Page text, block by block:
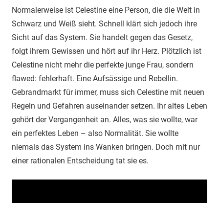
Normalerweise ist Celestine eine Person, die die Welt in
Schwarz und Weiß sieht. Schnell klärt sich jedoch ihre
Sicht auf das System. Sie handelt gegen das Gesetz,
folgt ihrem Gewissen und hört auf ihr Herz. Plötzlich ist
Celestine nicht mehr die perfekte junge Frau, sondern
flawed: fehlerhaft. Eine Aufsässige und Rebellin.
Gebrandmarkt für immer, muss sich Celestine mit neuen
Regeln und Gefahren auseinander setzen. Ihr altes Leben
gehört der Vergangenheit an. Alles, was sie wollte, war
ein perfektes Leben – also Normalität. Sie wollte
niemals das System ins Wanken bringen. Doch mit nur
einer rationalen Entscheidung tat sie es.